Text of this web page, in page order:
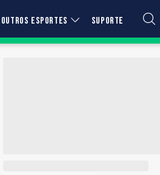
OUTROS ESPORTES SUPORTE